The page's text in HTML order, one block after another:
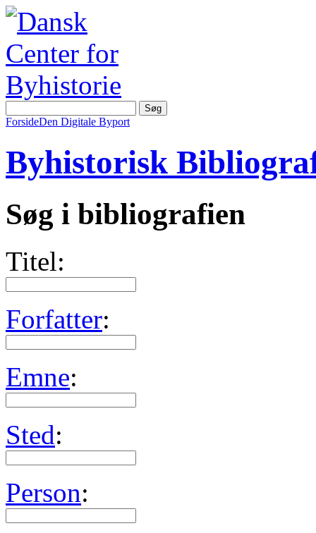
ForsideDen Digitale Byport
Byhistorisk
Søg i bibliografien
Titel:
Forfatter:
Emne:
Sted:
Person: